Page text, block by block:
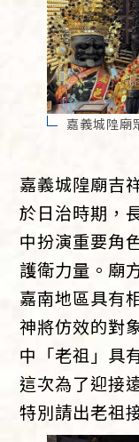
嘉義城隍廟
嘉義城隍廟吉
於日治時期，
中扮演重要角
護衛力量。廟
嘉南地區具有
神將仿效的對
中「老祖」具
這次為了迎接
特別請出老祖